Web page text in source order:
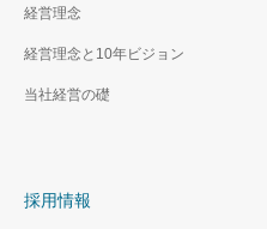
経営理念
経営理念と10年ビジョン
当社経営の礎
採用情報